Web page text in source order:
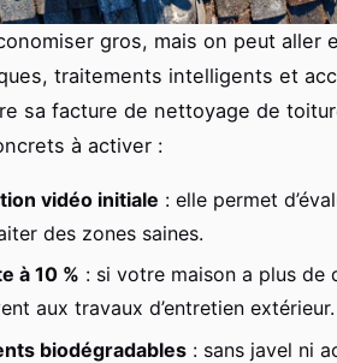
gros, mais on peut aller
traitements intelligents et
sa facture de nettoyage de
à activer :
vidéo initiale : elle permet
des zones saines.
à 10 % : si votre maison a plus de
aux travaux d’entretien extérieur.
biodégradables : sans javel ni